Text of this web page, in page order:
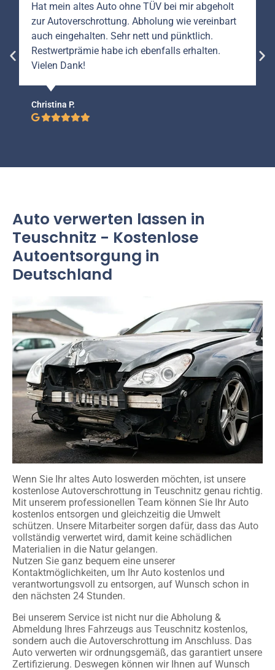
Hat mein altes Auto ohne TÜV bei mir abgeholt
zur Autoverschrottung. Abholung wie vereinbart
auch eingehalten. Sehr nett und pünktlich.
Restwertprämie habe ich ebenfalls erhalten.
Vielen Dank!
Christina P.
Auto verwerten lassen in
Teuschnitz - Kostenlose
Autoentsorgung in
Deutschland
Wenn Sie Ihr altes Auto loswerden möchten, ist unsere
kostenlose Autoverschrottung in Teuschnitz genau richtig.
Mit unserem professionellen Team können Sie Ihr Auto
kostenlos entsorgen und gleichzeitig die Umwelt
schützen. Unsere Mitarbeiter sorgen dafür, dass das Auto
vollständig verwertet wird, damit keine schädlichen
Materialien in die Natur gelangen.
Nutzen Sie ganz bequem eine unserer
Kontaktmöglichkeiten, um Ihr Auto kostenlos und
verantwortungsvoll zu entsorgen, auf Wunsch schon in
den nächsten 24 Stunden.
Bei unserem Service ist nicht nur die Abholung &
Abmeldung Ihres Fahrzeugs aus Teuschnitz kostenlos,
sondern auch die Autoverschrottung im Anschluss. Das
Auto verwerten wir ordnungsgemäß, das garantiert unsere
Zertifizierung. Deswegen können wir Ihnen auf Wunsch